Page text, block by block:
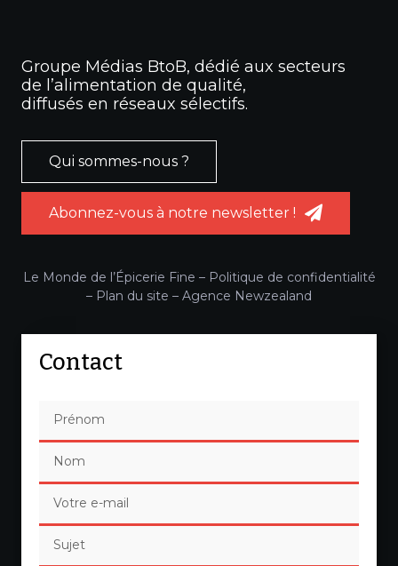
Groupe Médias BtoB, dédié aux secteurs
de l’alimentation de qualité,
diffusés en réseaux sélectifs.
Qui sommes-nous ?
Abonnez-vous à notre newsletter !
Le Monde de l’Épicerie Fine – Politique de confidentialité
– Plan du site – Agence Newzealand
Contact